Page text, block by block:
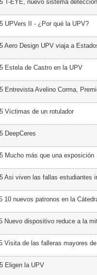
T-EYE, nuevo sistema
UPVers II - ¿Por qué la UPV?
Aero Design UPV viaja a
Estela de Castro en la UPV
Entrevista Avelino Corma,
Víctimas de un rotulador
DeepCeres
Mucho más que una exposición
Asi viven las fallas estudiantes
10 nuevos patronos en la
Nuevo dispositivo reduce a la
Visita de las falleras mayores
Eligen la UPV